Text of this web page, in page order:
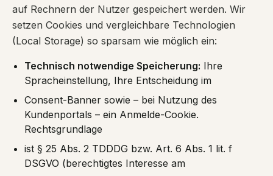
auf Rechnern der Nutzer gespeichert werden. Wir
setzen Cookies und vergleichbare Technologien
(Local Storage) so sparsam wie möglich ein:
Technisch notwendige Speicherung: Ihre
Spracheinstellung, Ihre Entscheidung im
Consent-Banner sowie – bei Nutzung des
Kundenportals – ein Anmelde-Cookie.
Rechtsgrundlage
ist § 25 Abs. 2 TDDDG bzw. Art. 6 Abs. 1 lit. f
DSGVO (berechtigtes Interesse am